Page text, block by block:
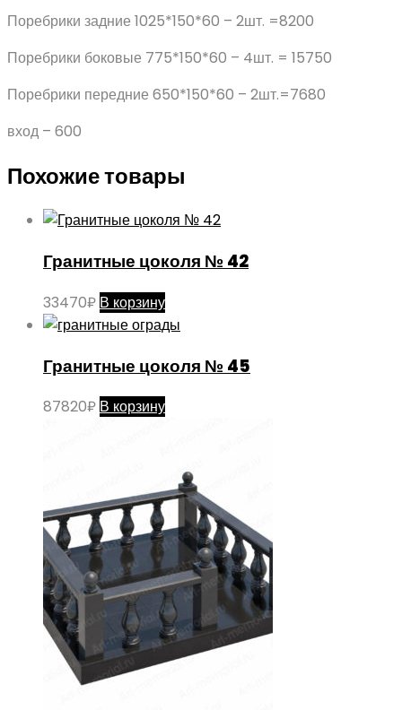
Поребрики задние 1025*150*60 – 2шт. =8200
Поребрики боковые 775*150*60 – 4шт. = 15750
Поребрики передние 650*150*60 – 2шт.=7680
вход – 600
Похожие товары
Гранитные цоколя № 42
33470₽ В корзину
Гранитные цоколя № 45
87820₽ В корзину